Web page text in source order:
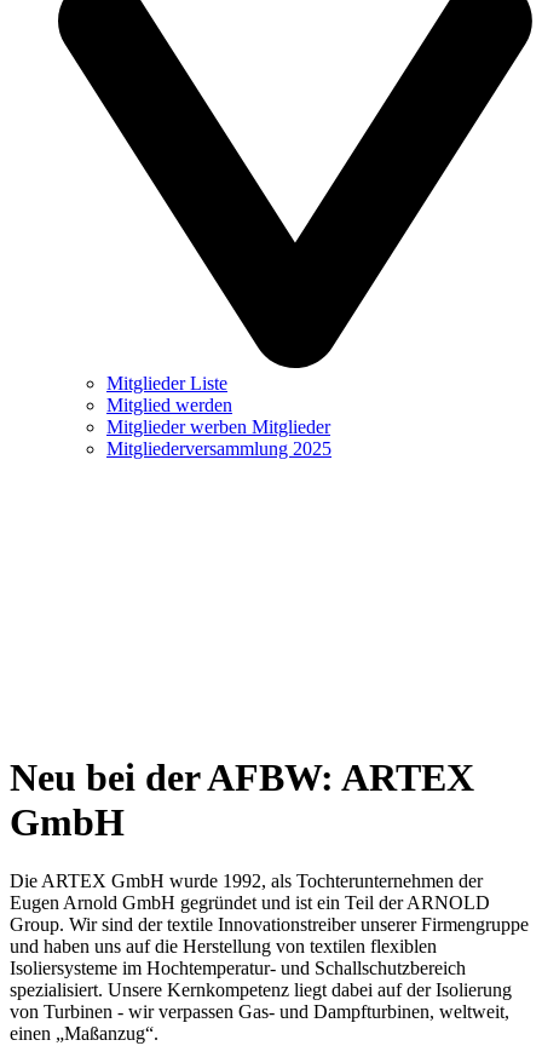
Mitglieder Liste
Mitglied werden
Mitglieder werben Mitglieder
Mitgliederversammlung 2025
Neu bei der AFBW: ARTEX
GmbH
Die ARTEX GmbH wurde 1992, als Tochterunternehmen der
Eugen Arnold GmbH gegründet und ist ein Teil der ARNOLD
Group. Wir sind der textile Innovationstreiber unserer Firmengruppe
und haben uns auf die Herstellung von textilen flexiblen
Isoliersysteme im Hochtemperatur- und Schallschutzbereich
spezialisiert. Unsere Kernkompetenz liegt dabei auf der Isolierung
von Turbinen - wir verpassen Gas- und Dampfturbinen, weltweit,
einen „Maßanzug“.